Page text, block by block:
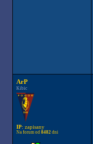
ArP
Kibic
IP: zapisany
Na forum od 8482dni